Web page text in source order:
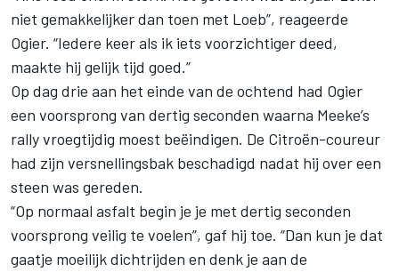
niet gemakkelijker dan toen met Loeb”, reageerde
Ogier. “Iedere keer als ik iets voorzichtiger deed,
maakte hij gelijk tijd goed.”
Op dag drie aan het einde van de ochtend had Ogier
een voorsprong van dertig seconden waarna Meeke’s
rally vroegtijdig moest beëindigen. De Citroën-coureur
had zijn versnellingsbak beschadigd nadat hij over een
steen was gereden.
“Op normaal asfalt begin je je met dertig seconden
voorsprong veilig te voelen”, gaf hij toe. “Dan kun je dat
gaatje moeilijk dichtrijden en denk je aan de